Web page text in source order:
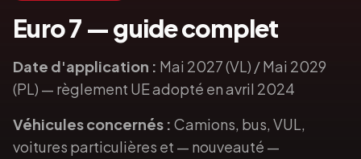
Euro 7 — guide complet
Date d'application : Mai 2027 (VL) / Mai 2029
(PL) — règlement UE adopté en avril 2024
Véhicules concernés : Camions, bus, VUL,
voitures particulières et — nouveauté —